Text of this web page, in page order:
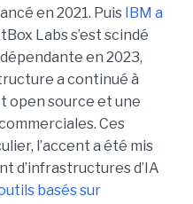
en 2021. Puis IBM a
Labs s’est scindé
en 2023,
a continué à
open source et une
Ces
l’accent a été mis
d’infrastructures d’IA
basés sur